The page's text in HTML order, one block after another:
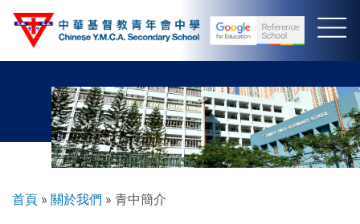
導
首頁 關於我們 青中簡介